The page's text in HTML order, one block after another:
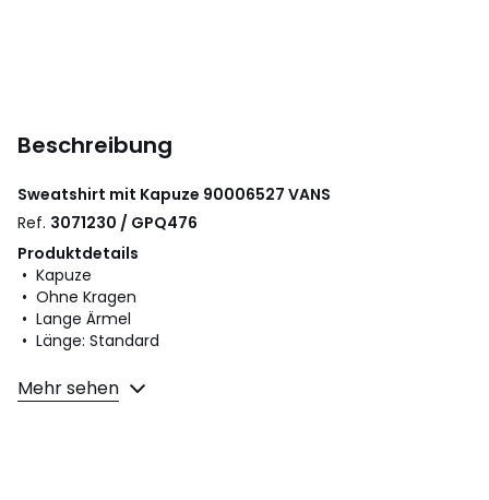
Beschreibung
Sweatshirt mit Kapuze 90006527 VANS
Ref. 3071230 / GPQ476
Produktdetails
• Kapuze
• Ohne Kragen
• Lange Ärmel
• Länge: Standard
Material und Pflege
• 100% Baumwolle
Mehr sehen